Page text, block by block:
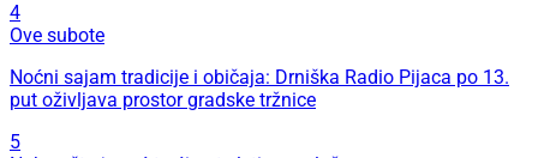
4
Ove subote
Noćni sajam tradicije i običaja: Drniška Radio Pijaca po 13.
put oživljava prostor gradske tržnice
5